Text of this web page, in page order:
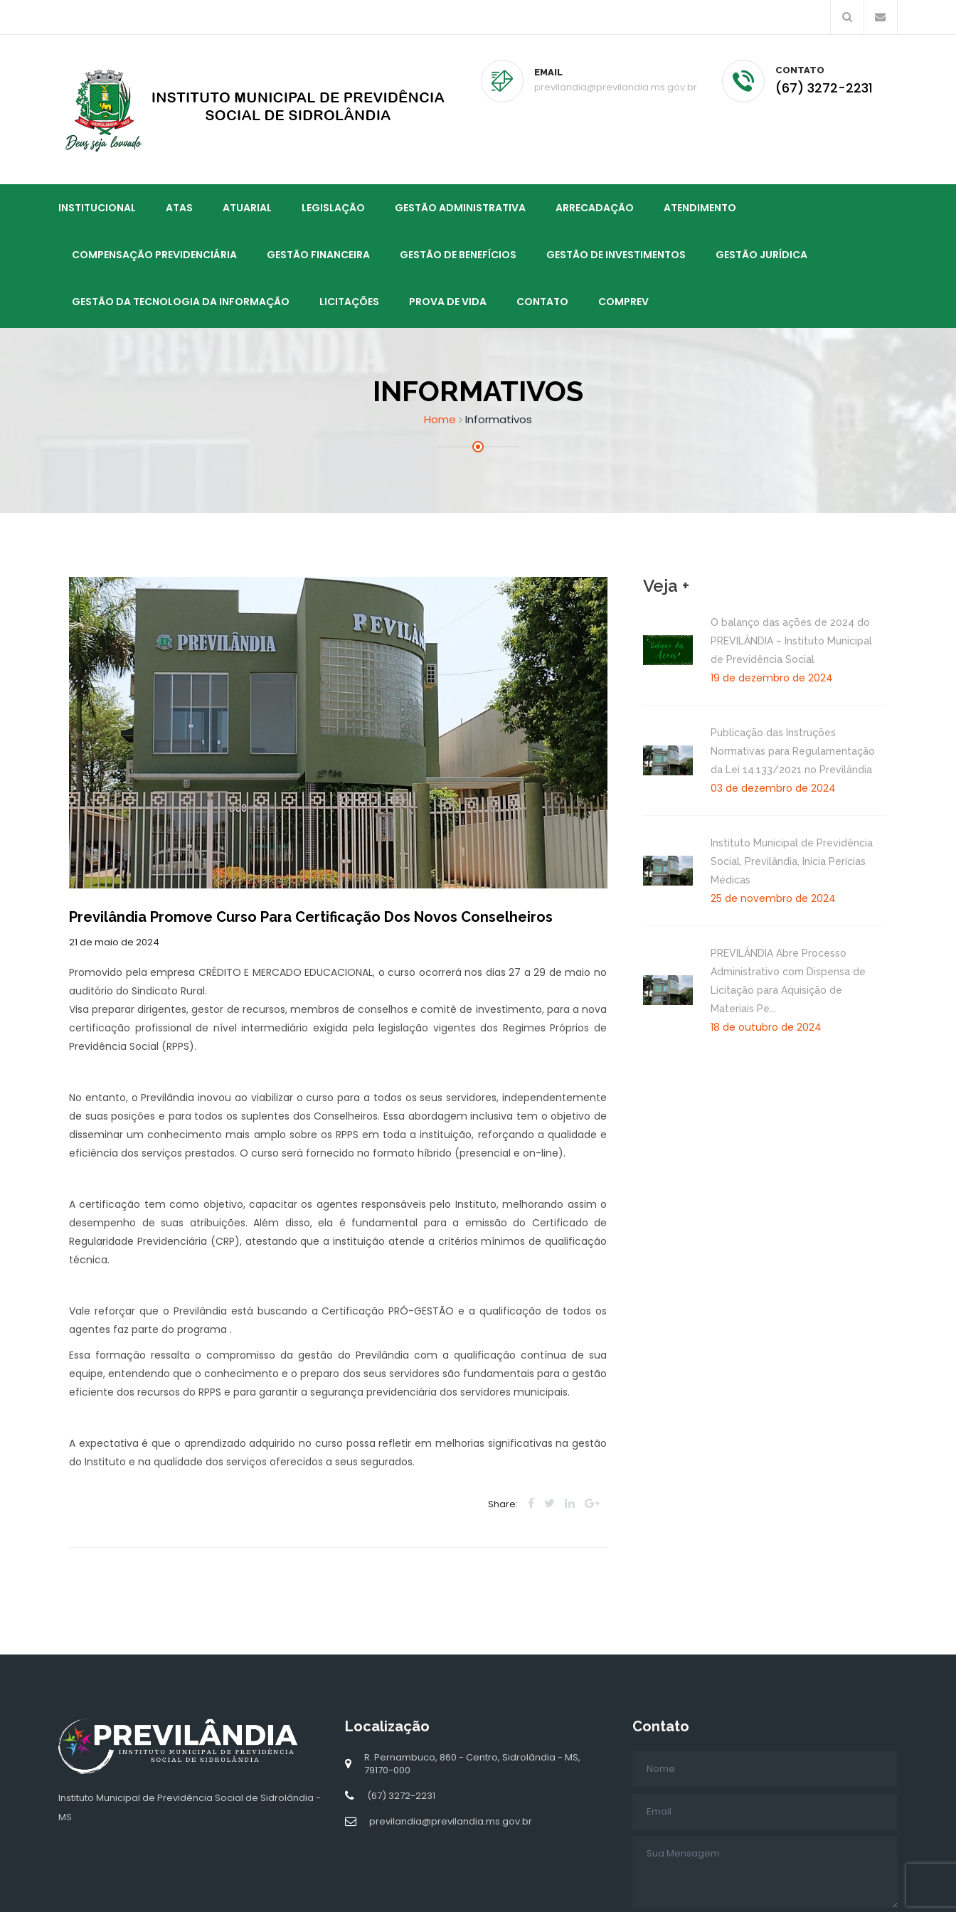
EMAIL
previlandia@previlandia.ms.gov.br
CONTATO
(67) 3272-2231
INSTITUCIONAL ATAS ATUARIAL LEGISLAÇÃO GESTÃO ADMINISTRATIVA ARRECADAÇÃO ATENDIMENTO
COMPENSAÇÃO PREVIDENCIÁRIA GESTÃO FINANCEIRA GESTÃO DE BENEFÍCIOS GESTÃO DE INVESTIMENTOS GESTÃO JURÍDICA
GESTÃO DA TECNOLOGIA DA INFORMAÇÃO LICITAÇÕES PROVA DE VIDA CONTATO COMPREV
INFORMATIVOS
Home Informativos
Previlândia Promove Curso Para Certificação Dos Novos Conselheiros
21 de maio de 2024
Promovido pela empresa CRÉDITO E MERCADO EDUCACIONAL, o curso ocorrerá nos dias 27 a 29 de maio no
auditório do Sindicato Rural.
Visa preparar dirigentes, gestor de recursos, membros de conselhos e comitê de investimento, para a nova
certificação profissional de nível intermediário exigida pela legislação vigentes dos Regimes Próprios de
Previdência Social (RPPS).
No entanto, o Previlândia inovou ao viabilizar o curso para a todos os seus servidores, independentemente
de suas posições e para todos os suplentes dos Conselheiros. Essa abordagem inclusiva tem o objetivo de
disseminar um conhecimento mais amplo sobre os RPPS em toda a instituição, reforçando a qualidade e
eficiência dos serviços prestados. O curso será fornecido no formato híbrido (presencial e on-line).
A certificação tem como objetivo, capacitar os agentes responsáveis pelo Instituto, melhorando assim o
desempenho de suas atribuições. Além disso, ela é fundamental para a emissão do Certificado de
Regularidade Previdenciária (CRP), atestando que a instituição atende a critérios mínimos de qualificação
técnica.
Vale reforçar que o Previlândia está buscando a Certificação PRÓ-GESTÃO e a qualificação de todos os
agentes faz parte do programa .
Essa formação ressalta o compromisso da gestão do Previlândia com a qualificação contínua de sua
equipe, entendendo que o conhecimento e o preparo dos seus servidores são fundamentais para a gestão
eficiente dos recursos do RPPS e para garantir a segurança previdenciária dos servidores municipais.
A expectativa é que o aprendizado adquirido no curso possa refletir em melhorias significativas na gestão
do Instituto e na qualidade dos serviços oferecidos a seus segurados.
Share:
Veja +
O balanço das ações de 2024 do
PREVILÂNDIA – Instituto Municipal
de Previdência Social
19 de dezembro de 2024
Publicação das Instruções
Normativas para Regulamentação
da Lei 14.133/2021 no Previlândia
03 de dezembro de 2024
Instituto Municipal de Previdência
Social, Previlândia, Inicia Perícias
Médicas
25 de novembro de 2024
PREVILÂNDIA Abre Processo
Administrativo com Dispensa de
Licitação para Aquisição de
Materiais Pe...
18 de outubro de 2024
Instituto Municipal de Previdência Social de Sidrolândia -
MS
Localização
R. Pernambuco, 860 - Centro, Sidrolândia - MS,
79170-000
(67) 3272-2231
previlandia@previlandia.ms.gov.br
Contato